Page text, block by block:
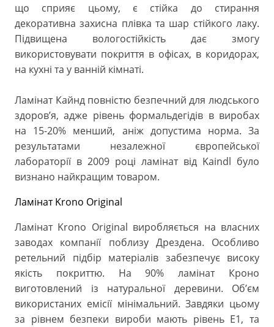
що сприяє цьому, є стійка до стирання
декоративна захисна плівка та шар стійкого лаку.
Підвищена вологостійкість дає змогу
використовувати покриття в офісах, в коридорах,
на кухні та у ванній кімнаті.
Ламінат Кайнд повністю безпечний для людського
здоров’я, адже рівень формальдегідів в виробах
на 15-20% менший, аніж допустима норма. За
результатами незалежної європейської
лабораторії в 2009 році ламінат від Kaindl було
визнано найкращим товаром.
Ламінат Krono Original
Ламінат Krono Original виробляється на власних
заводах компанії поблизу Дрездена. Особливо
ретельний підбір матеріалів забезпечує високу
якість покриттю. На 90% ламінат Кроно
виготовлений із натуральної деревини. Об’єм
використаних емісії мінімальний. Завдяки цьому
за рівнем безпеки вироби мають рівень E1, та